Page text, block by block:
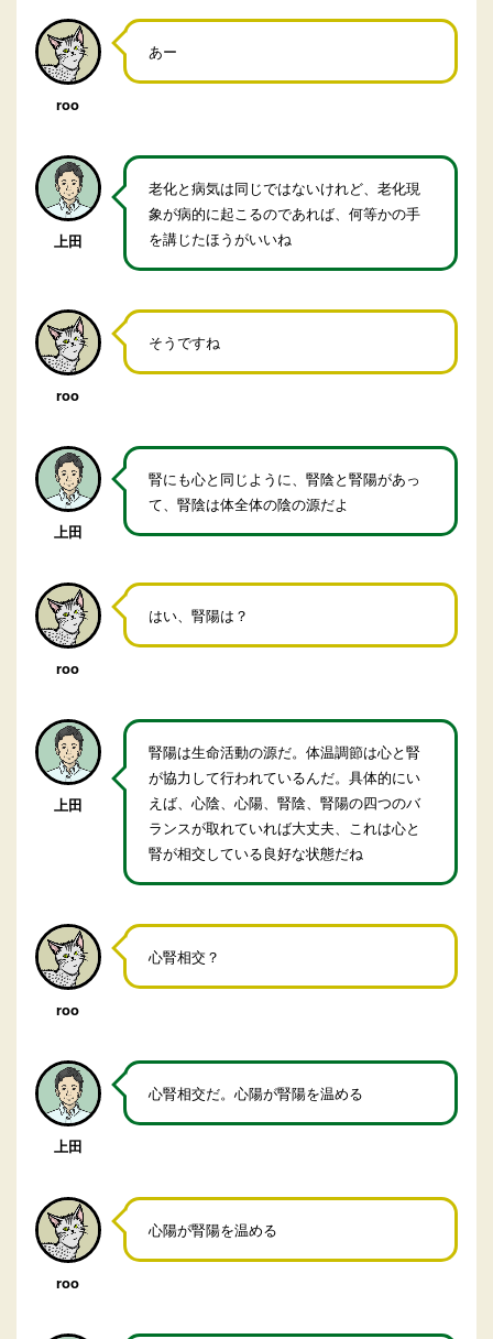
roo
あー
上田
老化と病気は同じではないけれど、老化現
象が病的に起こるのであれば、何等かの手
を講じたほうがいいね
roo
そうですね
上田
腎にも心と同じように、腎陰と腎陽があっ
て、腎陰は体全体の陰の源だよ
roo
はい、腎陽は？
上田
腎陽は生命活動の源だ。体温調節は心と腎
が協力して行われているんだ。具体的にい
えば、心陰、心陽、腎陰、腎陽の四つのバ
ランスが取れていれば大丈夫、これは心と
腎が相交している良好な状態だね
roo
心腎相交？
上田
心腎相交だ。心陽が腎陽を温める
roo
心陽が腎陽を温める